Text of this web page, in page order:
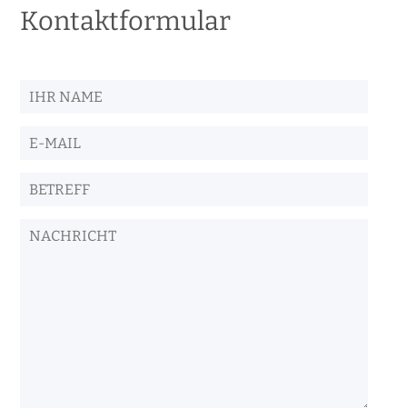
Kontaktformular